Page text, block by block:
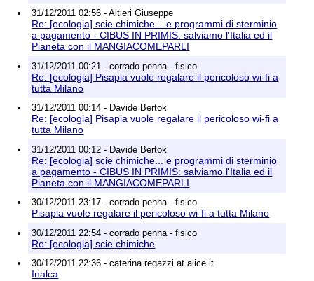
31/12/2011 02:56 - Altieri Giuseppe
Re: [ecologia] scie chimiche... e programmi di sterminio
a pagamento - CIBUS IN PRIMIS: salviamo l'Italia ed il
Pianeta con il MANGIACOMEPARLI
31/12/2011 00:21 - corrado penna - fisico
Re: [ecologia] Pisapia vuole regalare il pericoloso wi-fi a
tutta Milano
31/12/2011 00:14 - Davide Bertok
Re: [ecologia] Pisapia vuole regalare il pericoloso wi-fi a
tutta Milano
31/12/2011 00:12 - Davide Bertok
Re: [ecologia] scie chimiche... e programmi di sterminio
a pagamento - CIBUS IN PRIMIS: salviamo l'Italia ed il
Pianeta con il MANGIACOMEPARLI
30/12/2011 23:17 - corrado penna - fisico
Pisapia vuole regalare il pericoloso wi-fi a tutta Milano
30/12/2011 22:54 - corrado penna - fisico
Re: [ecologia] scie chimiche
30/12/2011 22:36 - caterina.regazzi at alice.it
Inalca